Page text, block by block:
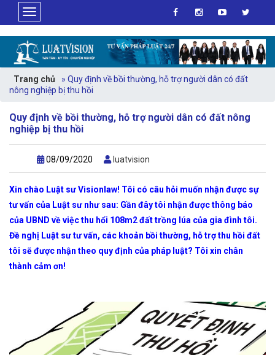
Trang chủ » Quy định về bồi thường, hỗ trợ người dân có đất
nông nghiệp bị thu hồi
Quy định về bồi thường, hỗ trợ người dân có đất nông
nghiệp bị thu hồi
08/09/2020 luatvision
Xin chào Luật sư Visionlaw! Tôi có câu hỏi muốn nhận được sự
tư vấn của Luật sư như sau: Gần đây tôi nhận được thông báo
của UBND về việc thu hổi 108m2 đất trồng lúa của gia đình tôi.
Đề nghị Luật sư tư vấn, các khoản bồi thường, hỗ trợ thu hồi đất
tôi sẽ được nhận theo quy định của pháp luật? Tôi xin chân
thành cảm ơn!